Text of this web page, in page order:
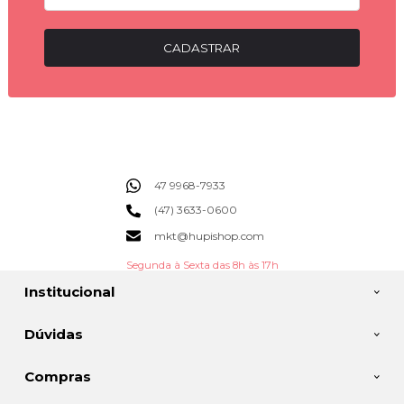
CADASTRAR
Institucional
Dúvidas
Compras
47 9968-7933
(47) 3633-0600
mkt@hupishop.com
Segunda à Sexta das 8h às 17h